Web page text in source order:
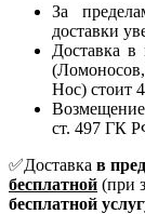
За
доставки
Доставка
Нос) стоит
Возмещение
ст. 497 ГК
✅Доставка в
бесплатной (при
бесплатной